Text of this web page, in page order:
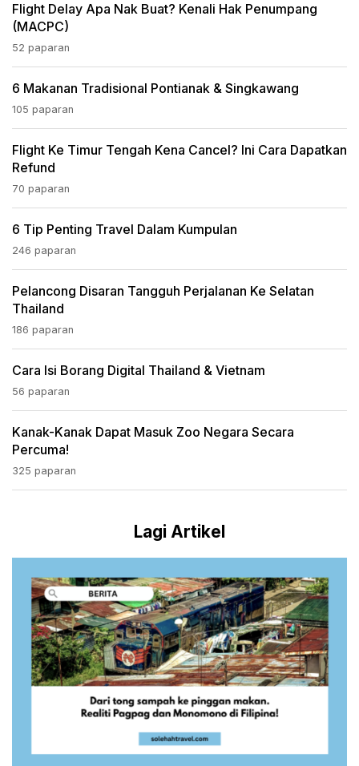
Flight Delay Apa Nak Buat? Kenali Hak Penumpang
(MACPC)
52 paparan
6 Makanan Tradisional Pontianak & Singkawang
105 paparan
Flight Ke Timur Tengah Kena Cancel? Ini Cara Dapatkan
Refund
70 paparan
6 Tip Penting Travel Dalam Kumpulan
246 paparan
Pelancong Disaran Tangguh Perjalanan Ke Selatan
Thailand
186 paparan
Cara Isi Borang Digital Thailand & Vietnam
56 paparan
Kanak-Kanak Dapat Masuk Zoo Negara Secara
Percuma!
325 paparan
Lagi Artikel